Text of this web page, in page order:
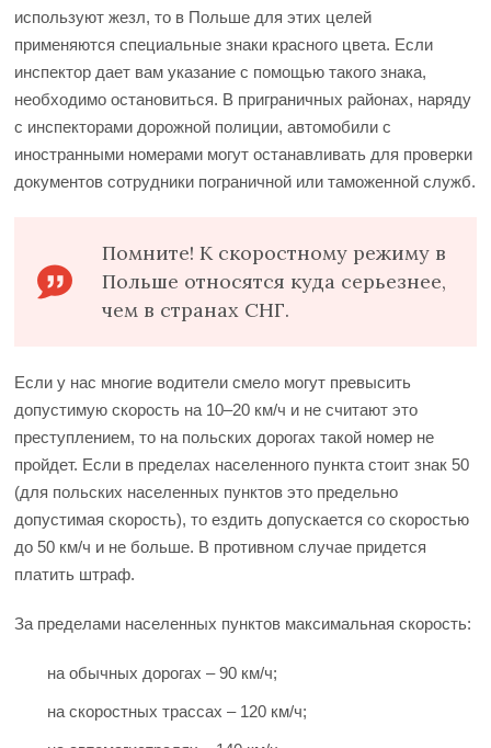
используют жезл, то в Польше для этих целей
применяются специальные знаки красного цвета. Если
инспектор дает вам указание с помощью такого знака,
необходимо остановиться. В приграничных районах, наряду
с инспекторами дорожной полиции, автомобили с
иностранными номерами могут останавливать для проверки
документов сотрудники пограничной или таможенной служб.
Помните! К скоростному режиму в
Польше относятся куда серьезнее,
чем в странах СНГ.
Если у нас многие водители смело могут превысить
допустимую скорость на 10–20 км/ч и не считают это
преступлением, то на польских дорогах такой номер не
пройдет. Если в пределах населенного пункта стоит знак 50
(для польских населенных пунктов это предельно
допустимая скорость), то ездить допускается со скоростью
до 50 км/ч и не больше. В противном случае придется
платить штраф.
За пределами населенных пунктов максимальная скорость:
на обычных дорогах – 90 км/ч;
на скоростных трассах – 120 км/ч;